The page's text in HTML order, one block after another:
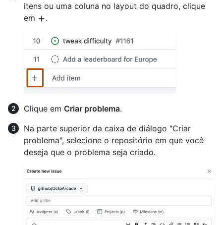
itens ou uma coluna no layout do quadro, clique
em
.
Clique em Criar problema.
Na parte superior da caixa de diálogo "Criar
problema", selecione o repositório em que você
deseja que o problema seja criado.